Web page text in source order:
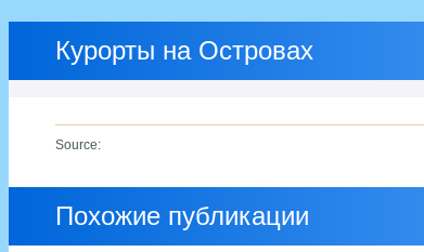
Курорты на Островах
Source:
Похожие публикации